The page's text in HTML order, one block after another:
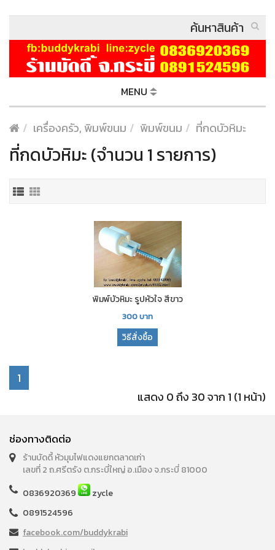
MENU
เครื่องครัว, พิมพ์ขนม พิมพ์ขนม ที่กดบัวหิมะ
ที่กดบัวหิมะ (จำนวน 1 รายการ)
พิมพ์บัวหิมะ รูปหัวใจ สีขาว
300บาท
วิธีสั่งซื้อ
1
แสดง 0 ถึง 30 จาก 1 (1 หน้า)
ช่องทางติดต่อ
ร้านบัดดี้ หัวมุมไฟแดงแยกตลาดเก่า
เลขที่ 2 ถ.ศรีตรัง ต.กระบี่ใหญ่ อ.เมือง จ.กระบี่ 81000
0836920369
zycle
0891524596
facebook.com/buddykrabi